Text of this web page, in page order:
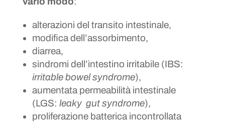
alterazioni del transito intestinale,
modifica dell’assorbimento,
diarrea,
sindromi dell’intestino irritabile (IBS:
irritable bowel syndrome),
aumentata permeabilità intestinale
(LGS: leaky gut syndrome),
proliferazione batterica incontrollata